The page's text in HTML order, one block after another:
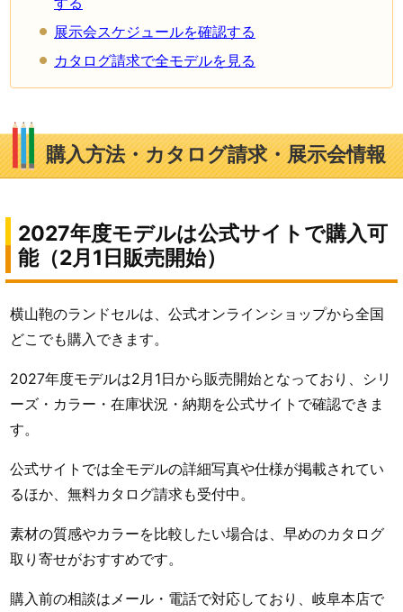
展示会スケジュールを確認する
カタログ請求で全モデルを見る
購入方法・カタログ請求・展示会情報
2027年度モデルは公式サイトで購入可
能（2月1日販売開始）
横山鞄のランドセルは、公式オンラインショップから全国
どこでも購入できます。
2027年度モデルは2月1日から販売開始となっており、シリ
ーズ・カラー・在庫状況・納期を公式サイトで確認できま
す。
公式サイトでは全モデルの詳細写真や仕様が掲載されてい
るほか、無料カタログ請求も受付中。
素材の質感やカラーを比較したい場合は、早めのカタログ
取り寄せがおすすめです。
購入前の相談はメール・電話で対応しており、岐阜本店で